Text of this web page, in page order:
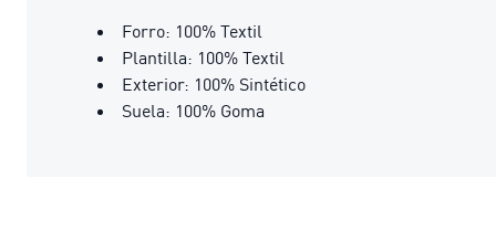
Forro: 100% Textil
Plantilla: 100% Textil
Exterior: 100% Sintético
Suela: 100% Goma